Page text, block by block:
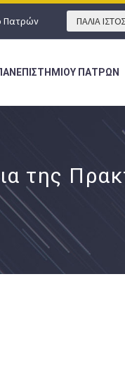
Πατρών ΠΑΛΙΑ
ΠΑΤΡΩΝ
της